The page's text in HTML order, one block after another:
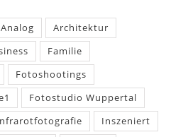
Analog
Architektur
Familie
Fotoshootings
Fotostudio Wuppertal
Inszeniert